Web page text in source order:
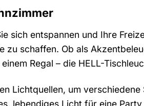
sich entspannen und Ihre
zu schaffen. Ob als
Regal – die HELL-
Lichtquellen, um
lebendiges Licht für eine